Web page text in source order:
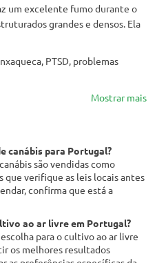
um excelente fumo durante o
grandes e densos. Ela
PTSD, problemas
Mostrar mais
canábis para Portugal?
são vendidas como
que verifique as leis locais antes
confirma que está a
ao ar livre em Portugal?
para o cultivo ao ar livre
os melhores resultados